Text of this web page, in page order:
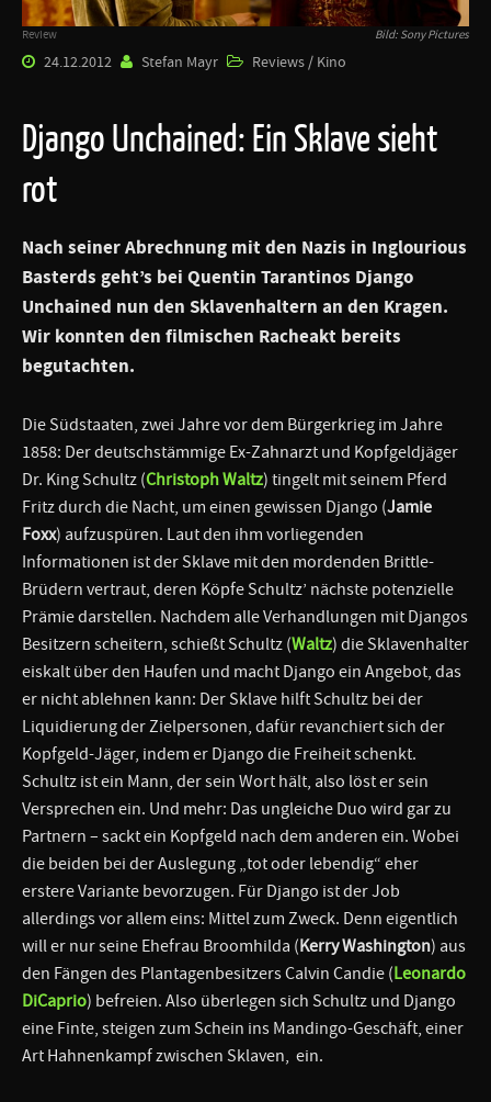
Review Bild: Sony Pictures
24.12.2012 Stefan Mayr Reviews / Kino
Django Unchained: Ein Sklave sieht
rot
Nach seiner Abrechnung mit den Nazis in Inglourious
Basterds geht’s bei Quentin Tarantinos Django
Unchained nun den Sklavenhaltern an den Kragen.
Wir konnten den filmischen Racheakt bereits
begutachten.
Die Südstaaten, zwei Jahre vor dem Bürgerkrieg im Jahre
1858: Der deutschstämmige Ex-Zahnarzt und Kopfgeldjäger
Dr. King Schultz (Christoph Waltz) tingelt mit seinem Pferd
Fritz durch die Nacht, um einen gewissen Django (Jamie
Foxx) aufzuspüren. Laut den ihm vorliegenden
Informationen ist der Sklave mit den mordenden Brittle-
Brüdern vertraut, deren Köpfe Schultz’ nächste potenzielle
Prämie darstellen. Nachdem alle Verhandlungen mit Djangos
Besitzern scheitern, schießt Schultz (Waltz) die Sklavenhalter
eiskalt über den Haufen und macht Django ein Angebot, das
er nicht ablehnen kann: Der Sklave hilft Schultz bei der
Liquidierung der Zielpersonen, dafür revanchiert sich der
Kopfgeld-Jäger, indem er Django die Freiheit schenkt.
Schultz ist ein Mann, der sein Wort hält, also löst er sein
Versprechen ein. Und mehr: Das ungleiche Duo wird gar zu
Partnern – sackt ein Kopfgeld nach dem anderen ein. Wobei
die beiden bei der Auslegung „tot oder lebendig“ eher
erstere Variante bevorzugen. Für Django ist der Job
allerdings vor allem eins: Mittel zum Zweck. Denn eigentlich
will er nur seine Ehefrau Broomhilda (Kerry Washington) aus
den Fängen des Plantagenbesitzers Calvin Candie (Leonardo
DiCaprio) befreien. Also überlegen sich Schultz und Django
eine Finte, steigen zum Schein ins Mandingo-Geschäft, einer
Art Hahnenkampf zwischen Sklaven, ein.